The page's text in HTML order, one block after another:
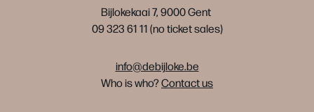
Bijlokekaai 7, 9000 Gent
09 323 61 11 (no ticket sales)
info@debijloke.be
Who is who?Contact us